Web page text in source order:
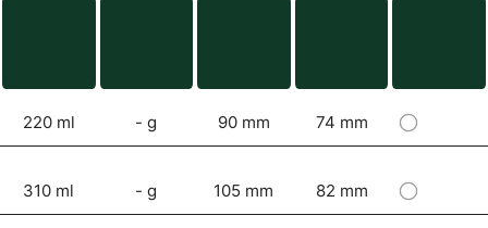
220 ml - g 90 mm 74 mm
310 ml - g 105 mm 82 mm